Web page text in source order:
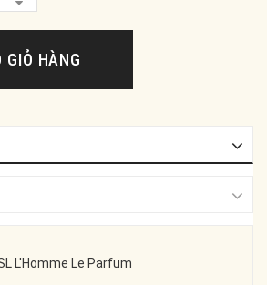
GIỎ HÀNG
L'Homme Le Parfum